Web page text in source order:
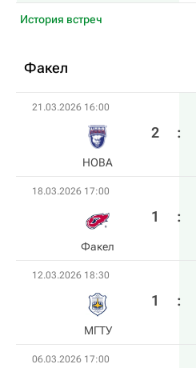
История встреч
Факел
21.03.2026 16:00
HOBA
2 :
18.03.2026 17:00
Факел
1 :
12.03.2026 18:30
МГТУ
1 :
06.03.2026 17:00